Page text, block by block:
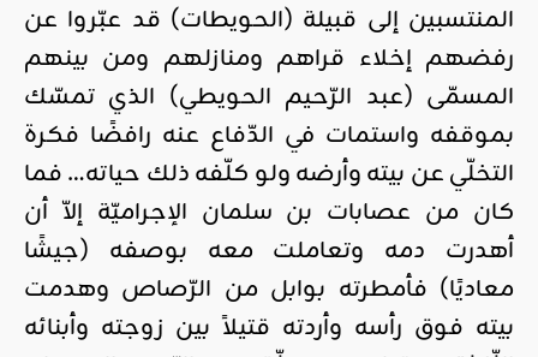
المنتسبين إلى قبيلة (الحويطات) قد عبّروا عن
رفضهم إخلاء قراهم ومنازلهم ومن بينهم
المسمّى (عبد الرّحيم الحويطي) الذي تمسّك
بموقفه واستمات في الدّفاع عنه رافضًا فكرة
التخلّي عن بيته وأرضه ولو كلّفه ذلك حياته… فما
كان من عصابات بن سلمان الإجراميّة إلاّ أن
أهدرت دمه وتعاملت معه بوصفه (جيشًا
معاديًا) فأمطرته بوابل من الرّصاص وهدمت
بيته فوق رأسه وأردته قتيلاً بين زوجته وأبنائه